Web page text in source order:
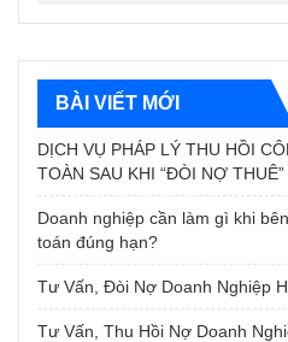
BÀI VIẾT MỚI
DỊCH VỤ PHÁP LÝ THU HỒI
TOÀN SAU KHI “ĐÒI NỢ
Doanh nghiệp cần làm gì khi
toán đúng hạn?
Tư Vấn, Đòi Nợ Doanh Nghiệp
Tư Vấn, Thu Hồi Nợ Doanh